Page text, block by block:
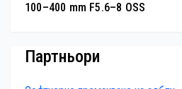
100–400 mm F5.6–8 OSS
Партньори